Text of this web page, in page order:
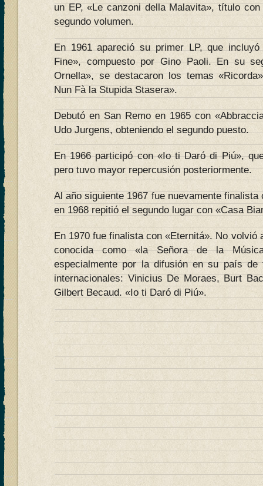
un EP, «Le canzoni della Malavita», título
segundo volumen.
En 1961 apareció su primer LP, que
Fine», compuesto por Gino Paoli. En su
Ornella», se destacaron los temas
Nun Fà la Stupida Stasera».
Debutó en San Remo en 1965 con
Udo Jurgens, obteniendo el segundo puesto.
En 1966 participó con «Io ti Daró di Piú»,
pero tuvo mayor repercusión posteriormente.
Al año siguiente 1967 fue nuevamente
en 1968 repitió el segundo lugar con «Casa
En 1970 fue finalista con «Eternitá». No volvió
conocida como «la Señora de la Música
especialmente por la difusión en su país de
internacionales: Vinicius De Moraes, Burt
Gilbert Becaud. «Io ti Daró di Piú».